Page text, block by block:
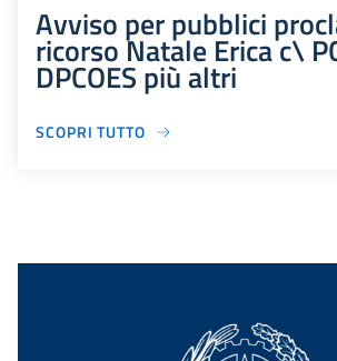
Avviso per pubblici
ricorso Natale Erica c\
DPCOES più altri
SCOPRI TUTTO